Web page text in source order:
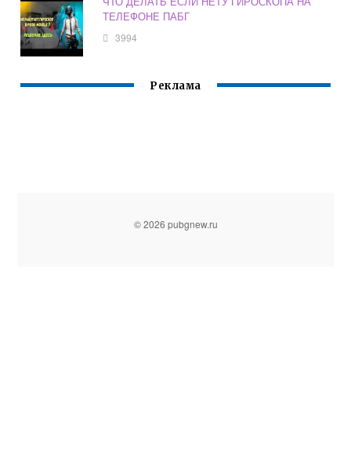
ТЕЛЕФОНЕ ПАБГ
3994
Реклама
© 2026 pubgnew.ru